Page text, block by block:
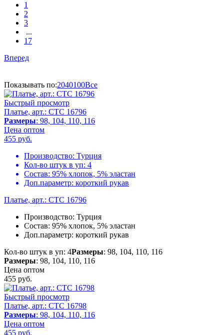
1
2
3
...
17
Вперед
Показывать по:2040100Все
Быстрый просмотр
Платье, арт.: CTC 16796
Размеры: 98, 104, 110, 116
Цена оптом
455 руб.
Производство: Турция
Кол-во штук в уп: 4
Состав: 95% хлопок, 5% эластан
Доп.параметр: короткий рукав
Платье, арт.: CTC 16796
Производство: Турция
Состав: 95% хлопок, 5% эластан
Доп.параметр: короткий рукав
Кол-во штук в уп: 4Размеры: 98, 104, 110, 116
Размеры: 98, 104, 110, 116
Цена оптом
455 руб.
Быстрый просмотр
Платье, арт.: CTC 16798
Размеры: 98, 104, 110, 116
Цена оптом
455 руб.